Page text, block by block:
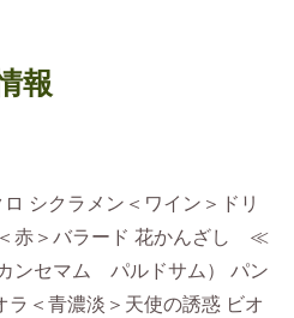
報
シクラメン＜ワイン＞ドリ
赤＞バラード 花かんざし ≪
ンセマム パルドサム） パン
＜青濃淡＞天使の誘惑 ビオ